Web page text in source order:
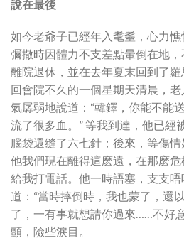
說在最後
如今老爺子已經年入耄耋，心力
彌撒時因體力不支差點暈倒在地，
離院退休，並在去年夏末回到了
回會院不久的一個星期天清晨，
氣孱弱地說道：“韓鐸，你能不能
流了很多血。” 等我到達，他已
腦袋還縫了六七針；後來，等傷
他我們現在離得這麽遠，在那麽
給我打電話。他一時語塞，支支
道：“當時摔倒時，我也蒙了，還
了，一有事就想請你過來……不好
顫，險些淚目。